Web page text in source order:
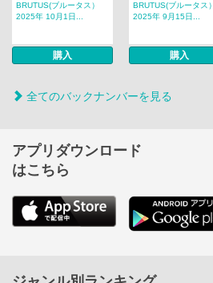
BRUTUS(ブルータス）
2025年 10月1日...
購入
BRUTUS(ブルータス）
2025年 9月15日...
購入
全てのバックナンバーを見る
アプリダウンロード
はこちら